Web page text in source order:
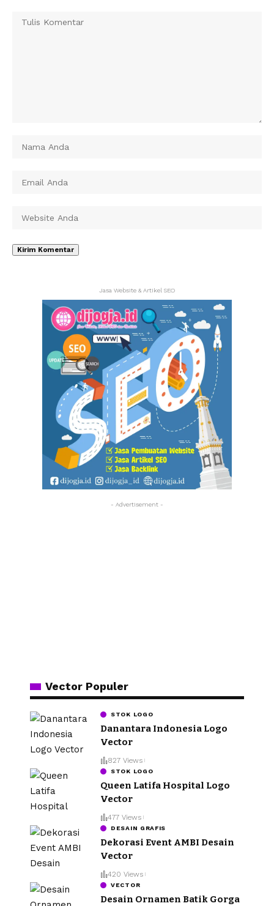
Jasa Website & Artikel SEO
- Advertisement -
Vector Populer
STOK LOGO
Danantara Indonesia Logo
Vector
827 Views
STOK LOGO
Queen Latifa Hospital Logo
Vector
477 Views
DESAIN GRAFIS
Dekorasi Event AMBI Desain
Vector
420 Views
VECTOR
Desain Ornamen Batik Gorga